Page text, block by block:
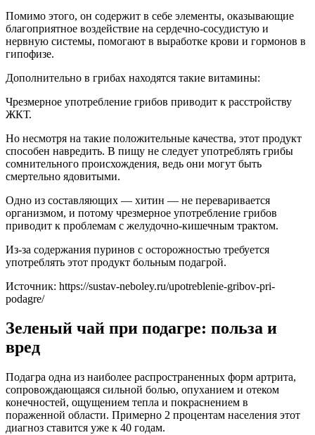
Помимо этого, он содержит в себе элементы, оказывающие
благоприятное воздействие на сердечно-сосудистую и
нервную системы, помогают в выработке крови и гормонов в
гипофизе.
Дополнительно в грибах находятся такие витамины:
Чрезмерное употребление грибов приводит к расстройству
ЖКТ.
Но несмотря на такие положительные качества, этот продукт
способен навредить. В пищу не следует употреблять грибы
сомнительного происхождения, ведь они могут быть
смертельно ядовитыми.
Одно из составляющих — хитин — не переваривается
организмом, и потому чрезмерное употребление грибов
приводит к проблемам с желудочно-кишечным трактом.
Из-за содержания пуринов с осторожностью требуется
употреблять этот продукт больным подагрой.
Источник: https://sustav-neboley.ru/upotreblenie-gribov-pri-
podagre/
Зеленый чай при подагре: польза и
вред
Подагра одна из наиболее распространенных форм артрита,
сопровождающаяся сильной болью, опуханием и отеком
конечностей, ощущением тепла и покраснением в
пораженной области. Примерно 2 процентам населения этот
диагноз ставится уже к 40 годам.